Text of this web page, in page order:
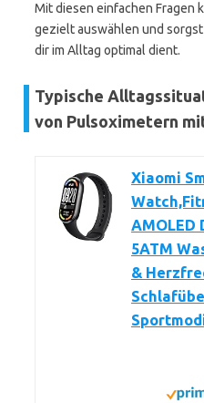
Mit diesen einfachen Fragen
gezielt auswählen und
dir im Alltag optimal dient.
Typische
von Pulsoximetern
Xiaomi
AMOLED
5ATM
&